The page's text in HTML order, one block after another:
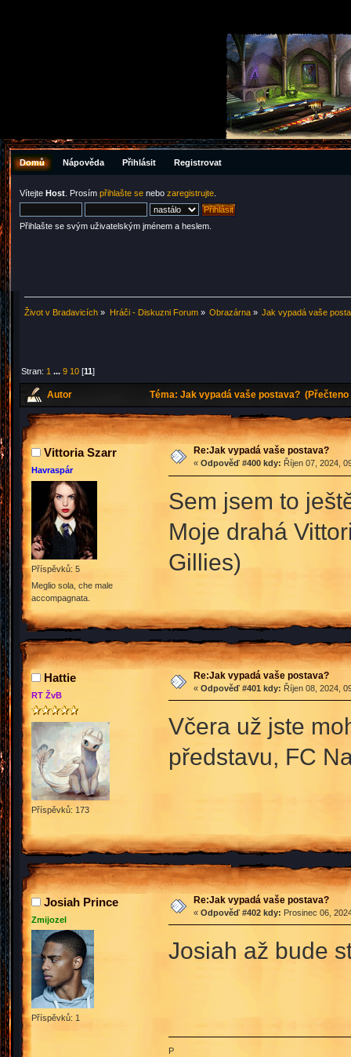
Domů Nápověda Přihlásit Registrovat
Vítejte Host . Prosím přihlašte se nebo zaregistrujte
Přihlašte se svým uživatelským jménem a heslem.
Život v Bradavicích » Hráči - Diskuzni Forum» Obrazárna» Jak vypadá vaše
Stran: 1 ...9 10 [11]
Autor Téma: Jak vypadá vaše postava? (Přečteno
Vittoria Szarr
Havraspár
Příspěvků: 5
Meglio sola, che male
accompagnata.
Re:Jak vypadá vaše postava?
« Odpověď #400 kdy: Říjen 07, 2024,
Sem jsem to
Moje drahá
Gillies)
Hattie
RT ŽvB
Příspěvků: 173
Re:Jak vypadá vaše postava?
« Odpověď #401 kdy: Říjen 08, 2024,
Včera už jste
představu, FC
Josiah Prince
Zmijozel
Příspěvků: 1
Re:Jak vypadá vaše postava?
« Odpověď #402 kdy: Prosinec 06,
Josiah až
P